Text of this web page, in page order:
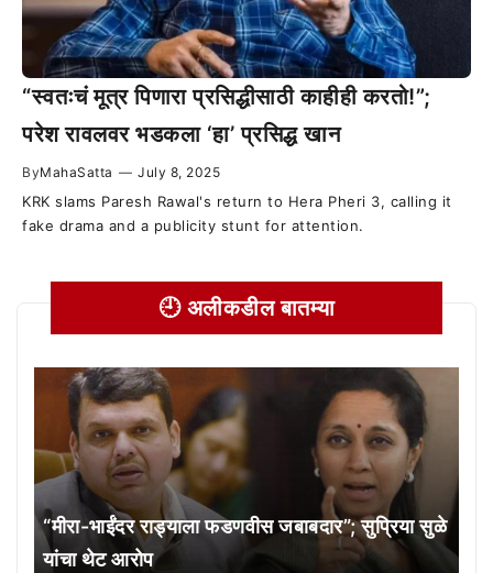
“स्वतःचं मूत्र पिणारा प्रसिद्धीसाठी काहीही करतो!”;
परेश रावलवर भडकला ‘हा’ प्रसिद्ध खान
ByMahaSatta — July 8, 2025
KRK slams Paresh Rawal's return to Hera Pheri 3, calling it
fake drama and a publicity stunt for attention.
🕘 अलीकडील बातम्या
“मीरा-भाईंदर राड्याला फडणवीस जबाबदार”; सुप्रिया सुळे
यांचा थेट आरोप